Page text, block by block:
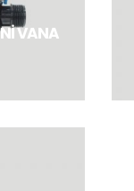
VANA